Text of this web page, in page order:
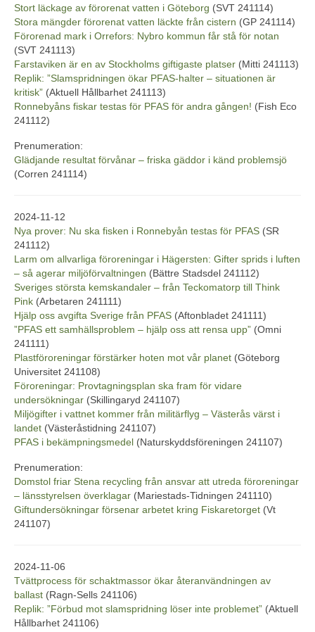
Stort läckage av förorenat vatten i Göteborg (SVT 241114)
Stora mängder förorenat vatten läckte från cistern (GP 241114)
Förorenad mark i Orrefors: Nybro kommun får stå för notan
(SVT 241113)
Farstaviken är en av Stockholms giftigaste platser (Mitti 241113)
Replik: ”Slamspridningen ökar PFAS-halter – situationen är
kritisk” (Aktuell Hållbarhet 241113)
Ronnebyåns fiskar testas för PFAS för andra gången! (Fish Eco
241112)
Prenumeration:
Glädjande resultat förvånar – friska gäddor i känd problemsjö
(Corren 241114)
2024-11-12
Nya prover: Nu ska fisken i Ronnebyån testas för PFAS (SR
241112)
Larm om allvarliga föroreningar i Hägersten: Gifter sprids i luften
– så agerar miljöförvaltningen (Bättre Stadsdel 241112)
Sveriges största kemskandaler – från Teckomatorp till Think
Pink (Arbetaren 241111)
Hjälp oss avgifta Sverige från PFAS (Aftonbladet 241111)
”PFAS ett samhällsproblem – hjälp oss att rensa upp” (Omni
241111)
Plastföroreningar förstärker hoten mot vår planet (Göteborg
Universitet 241108)
Föroreningar: Provtagningsplan ska fram för vidare
undersökningar (Skillingaryd 241107)
Miljögifter i vattnet kommer från militärflyg – Västerås värst i
landet (Västeråstidning 241107)
PFAS i bekämpningsmedel (Naturskyddsföreningen 241107)
Prenumeration:
Domstol friar Stena recycling från ansvar att utreda föroreningar
– länsstyrelsen överklagar (Mariestads-Tidningen 241110)
Giftundersökningar försenar arbetet kring Fiskaretorget (Vt
241107)
2024-11-06
Tvättprocess för schaktmassor ökar återanvändningen av
ballast (Ragn-Sells 241106)
Replik: ”Förbud mot slamspridning löser inte problemet” (Aktuell
Hållbarhet 241106)